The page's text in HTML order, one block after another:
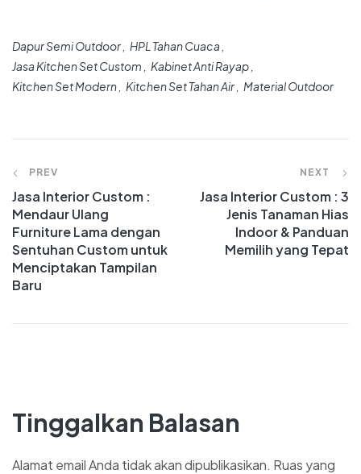
Dapur Semi Outdoor
HPL Tahan Cuaca
Jasa Kitchen Set Custom
Kabinet Anti Rayap
Kitchen Set Modern
Kitchen Set Tahan Air Material Outdoor
PREV
Jasa Interior Custom :
Mendaur Ulang
Furniture Lama dengan
Sentuhan Custom untuk
Menciptakan Tampilan
Baru
NEXT
Jasa Interior Custom : 3
Jenis Tanaman Hias
Indoor & Panduan
Memilih yang Tepat
Tinggalkan Balasan
Alamat email Anda tidak akan dipublikasikan. Ruas yang